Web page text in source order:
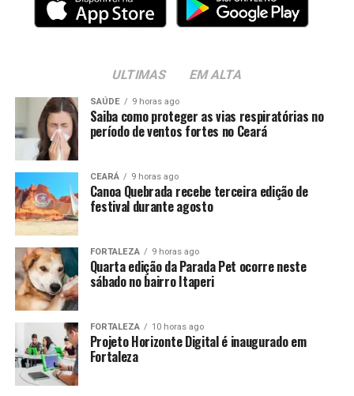
ULTIMAS EM ALTA
SAÚDE 9 horas ago
Saiba como proteger as vias respiratórias no
período de ventos fortes no Ceará
CEARÁ 9 horas ago
Canoa Quebrada recebe terceira edição de
festival durante agosto
FORTALEZA 9 horas ago
Quarta edição da Parada Pet ocorre neste
sábado no bairro Itaperi
FORTALEZA 10 horas ago
Projeto Horizonte Digital é inaugurado em
Fortaleza